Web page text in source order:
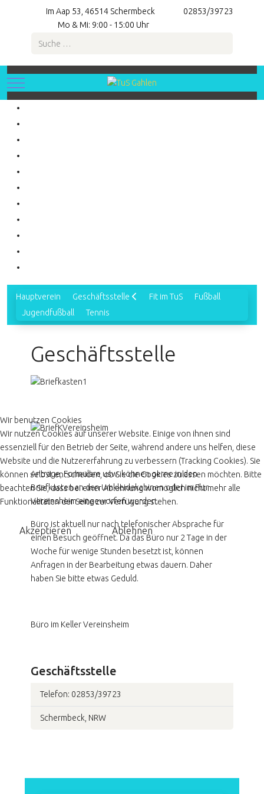
Im Aap 53, 46514 Schermbeck
02853/39723
Mo & Mi: 9:00 - 15:00 Uhr
Suchen
Mobile Menu Toggle
Hauptverein Geschäftsstelle Fit im TuS
Fußball
Jugendfußball
Tennis
Geschäftsstelle
Anträge, Formulare usw. können gerne in den
Briefkasten an den Umkleidekabinen oder im Flur
Vereinsheim eingeworfen werden.
Büro ist aktuell nur nach telefonischer Absprache für
einen Besuch geöffnet. Da das Büro nur 2 Tage in der
Woche für wenige Stunden besetzt ist, können
Anfragen in der Bearbeitung etwas dauern. Daher
haben Sie bitte etwas Geduld.
Büro im Keller Vereinsheim
Geschäftsstelle
Telefon: 02853/39723
Schermbeck, NRW
Wir benutzen Cookies
Wir nutzen Cookies auf unserer Website. Einige von ihnen sind
essenziell für den Betrieb der Seite, während andere uns helfen, diese
Website und die Nutzererfahrung zu verbessern (Tracking Cookies). Sie
können selbst entscheiden, ob Sie die Cookies zulassen möchten. Bitte
beachten Sie, dass bei einer Ablehnung womöglich nicht mehr alle
Funktionalitäten der Seite zur Verfügung stehen.
Akzeptieren Ablehnen